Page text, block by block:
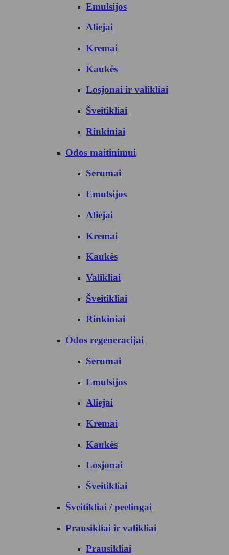
Emulsijos
Aliejai
Kremai
Kaukės
Losjonai ir valikliai
Šveitikliai
Rinkiniai
Odos maitinimui
Serumai
Emulsijos
Aliejai
Kremai
Kaukės
Valikliai
Šveitikliai
Rinkiniai
Odos regeneracijai
Serumai
Emulsijos
Aliejai
Kremai
Kaukės
Losjonai
Šveitikliai
Šveitikliai / peelingai
Prausikliai ir valikliai
Prausikliai